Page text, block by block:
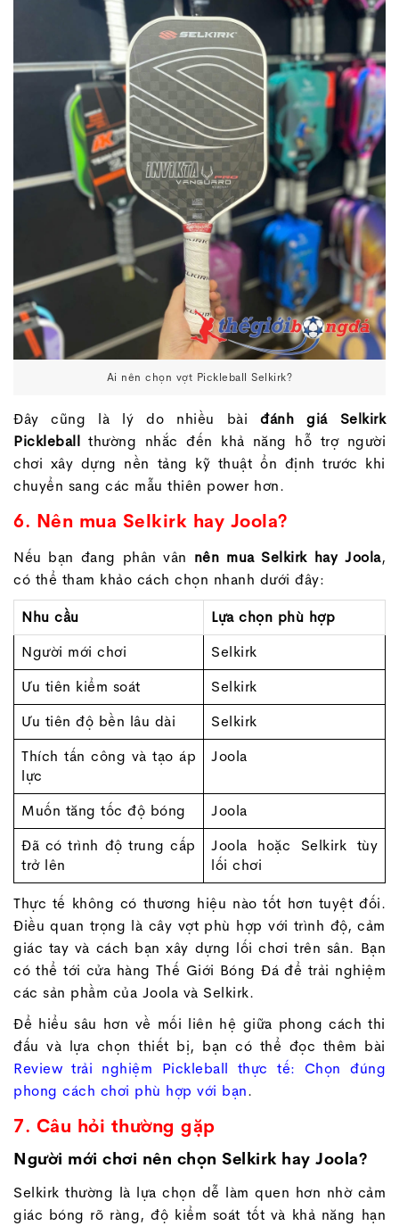
Ai nên chọn vợt Pickleball Selkirk?
Đây cũng là lý do nhiều bàiđánh giá Selkirk
Pickleball thường nhắc đến khả năng hỗ trợ người
chơi xây dựng nền tảng kỹ thuật ổn định trước khi
chuyển sang các mẫu thiên power hơn.
6. Nên mua Selkirk hay Joola?
Nếu bạn đang phân vân nên mua Selkirk hay Joola,
có thể tham khảo cách chọn nhanh dưới đây:
Nhu cầu
Lựa chọn phù hợp
Người mới chơi
Selkirk
Ưu tiên kiểm soát
Selkirk
Ưu tiên độ bền lâu dài
Selkirk
Thích tấn công và tạo áp
lực
Joola
Muốn tăng tốc độ bóng
Joola
Đã có trình độ trung cấp
trở lên
Joola hoặc Selkirk tùy
lối chơi
Thực tế không có thương hiệu nào tốt hơn tuyệt đối.
Điều quan trọng là cây vợt phù hợp với trình độ, cảm
giác tay và cách bạn xây dựng lối chơi trên sân. Bạn
có thể tới cửa hàng Thế Giới Bóng Đá để trải nghiệm
các sản phầm của Joola và Selkirk.
Để hiểu sâu hơn về mối liên hệ giữa phong cách thi
đấu và lựa chọn thiết bị, bạn có thể đọc thêm bài
Review trải nghiệm Pickleball thực tế: Chọn đúng
phong cách chơi phù hợp với bạn.
7. Câu hỏi thường gặp
Người mới chơi nên chọn Selkirk hay Joola?
Selkirk thường là lựa chọn dễ làm quen hơn nhờ cảm
giác bóng rõ ràng, độ kiểm soát tốt và khả năng hạn